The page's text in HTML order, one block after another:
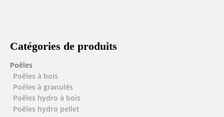
Catégories de produits
Poêles
Poêles à bois
Poêles à granulés
Poêles hydro à bois
Poêles hydro pellet